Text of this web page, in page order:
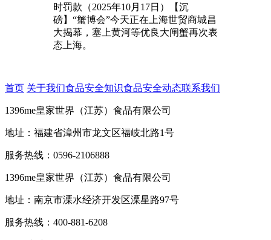
时罚款（2025年10月17日）【沉
磅】“蟹博会”今天正在上海世贸商城昌
大揭幕，塞上黄河等优良大闸蟹再次表
态上海。
首页 关于我们食品安全知识食品安全动态联系我们
1396me皇家世界（江苏）食品有限公司
地址：福建省漳州市龙文区福岐北路1号
服务热线：0596-2106888
1396me皇家世界（江苏）食品有限公司
地址：南京市溧水经济开发区溧星路97号
服务热线：400-881-6208